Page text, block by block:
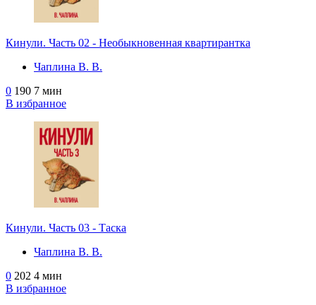
Кинули. Часть 02 - Необыкновенная квартирантка
Чаплина В. В.
0 190 7 мин
В избранное
Кинули. Часть 03 - Таска
Чаплина В. В.
0 202 4 мин
В избранное